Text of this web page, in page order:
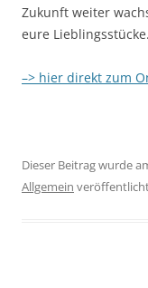
Zukunft weiter
eure Lieblingsstücke.
–> hier direkt zum
Dieser Beitrag wurde
Allgemein